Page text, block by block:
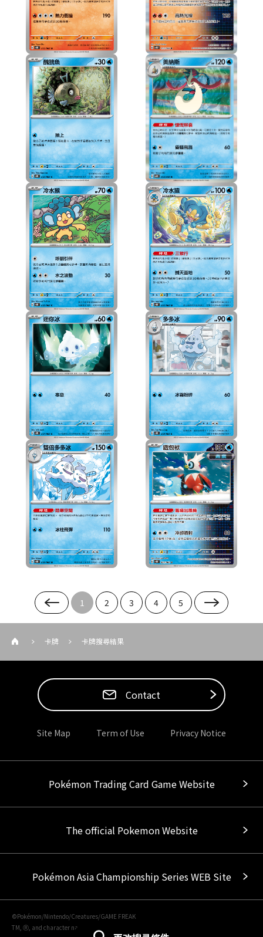
1 2 3 4 5
卡牌 卡牌搜尋結果
Contact
Site Map Term of Use Privacy Notice
Pokémon Trading Card Game Website
The official Pokemon Website
Pokémon Asia Championship Series WEB Site
©Pokémon/Nintendo/Creatures/GAME FREAK
TM, Ⓡ, and character names are trademarks of Nintendo.